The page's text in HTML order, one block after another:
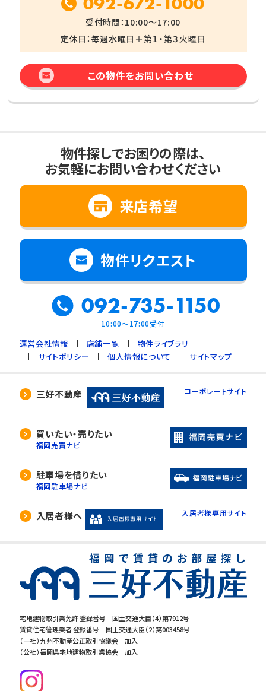
受付時間：10:00～17:00
定休日：毎週水曜日＋第１・第３火曜日
この物件をお問い合わせ
宅地建物取引業免許 登録番号 国土交通大臣（4）第7912号
賃貸住宅管理業者 登録番号 国土交通大臣（2）第003458号
（一社）九州不動産公正取引協議会 加入
（公社）福岡県宅地建物取引業協会 加入
物件探しでお困りの際は、
お気軽にお問い合わせください
来店希望
物件リクエスト
092-735-1150
10:00～17:00受付
運営会社情報 店舗一覧
物件ライブラリ
サイトポリシー
個人情報について サイトマップ
三好不動産 コーポレートサイト
買いたい・売りたい
福岡売買ナビ
駐車場を借りたい
福岡駐車場ナビ
入居者様へ 入居者様専用サイト